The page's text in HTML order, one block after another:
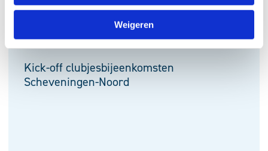
Weigeren
Kick-off clubjesbijeenkomsten
Scheveningen-Noord